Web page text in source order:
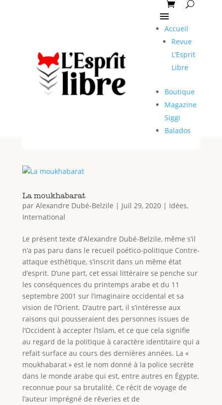
Accueil
Revue
L’Esprit
Libre
Boutique
Magazine
Siggi
Balados
La moukhabarat
par Alexandre Dubé-Belzile | Juil 29, 2020| Idées,
International
Le présent texte d’Alexandre Dubé-Belzile, même s’il
n’a pas paru dans le recueil poético-politique Contre-
attaque esthétique, s’inscrit dans un même état
d’esprit. D’une part, cet essai littéraire se penche sur
les conséquences du printemps arabe et du 11
septembre 2001 sur l’imaginaire occidental et sa
vision de l’Orient. D’autre part, il s’intéresse aux
raisons qui pousseraient des personnes issues de
l’Occident à accepter l’Islam, et ce que cela signifie
au regard de la politique à caractère identitaire qui a
refait surface au cours des dernières années. La «
moukhabarat » est le nom donné à la police secrète
dans le monde arabe qui est, entre autres en Égypte,
reconnue pour sa brutalité. Ce récit de voyage de
l’auteur imprégné de rêveries et de